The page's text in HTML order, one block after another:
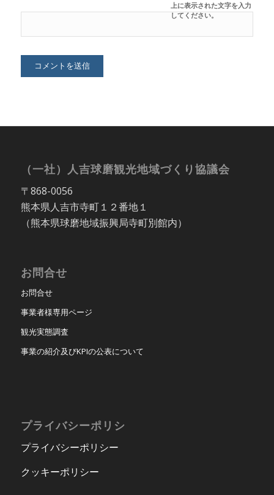
上に表示された文字を入力
してください。
（一社）人吉球磨観光地域づくり協議会
〒868-0056
熊本県人吉市寺町１２番地１
（熊本県球磨地域振興局寺町別館内）
お問合せ
お問合せ
事業者様専用ページ
観光実態調査
事業の紹介及びKPIの公表について
プライバシーポリシ
プライバシーポリシー
クッキーポリシー